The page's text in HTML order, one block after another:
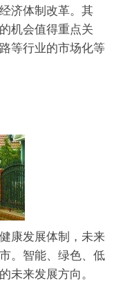
济体制改革。其
机会值得重点关
等行业的市场化等
康发展体制，未来
。智能、绿色、低
未来发展方向。